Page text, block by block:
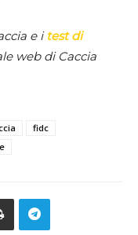
e i test di
web di Caccia
fidc